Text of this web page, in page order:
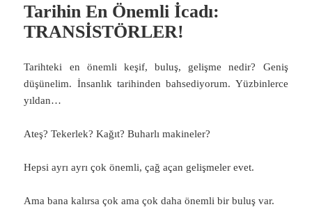
Tarihin En Önemli İcadı:
TRANSİSTÖRLER!
Tarihteki en önemli keşif, buluş, gelişme nedir? Geniş
düşünelim. İnsanlık tarihinden bahsediyorum. Yüzbinlerce
yıldan…
Ateş? Tekerlek? Kağıt? Buharlı makineler?
Hepsi ayrı ayrı çok önemli, çağ açan gelişmeler evet.
Ama bana kalırsa çok ama çok daha önemli bir buluş var.